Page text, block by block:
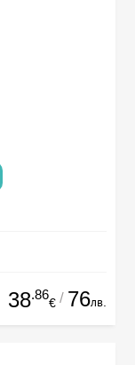
38.86
€ / 76лв.